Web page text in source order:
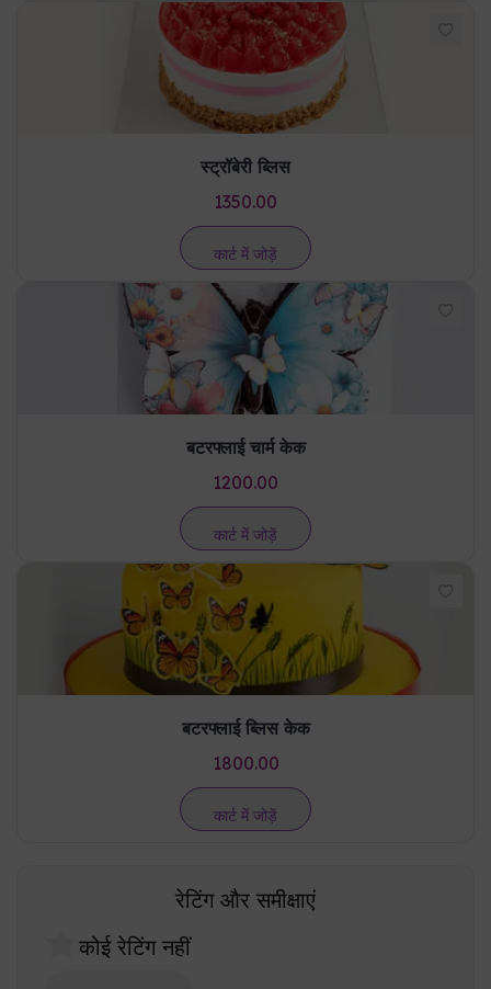
स्ट्रॉबेरी ब्लिस
1350.00
कार्ट में जोड़ें
बटरफ्लाई चार्म केक
1200.00
कार्ट में जोड़ें
बटरफ्लाई ब्लिस केक
1800.00
कार्ट में जोड़ें
रेटिंग और समीक्षाएं
कोई रेटिंग नहीं